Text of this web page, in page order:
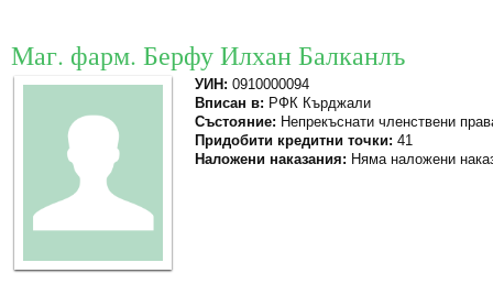
Маг. фарм. Берфу Илхан Балканлъ
УИН: 0910000094
Вписан в: РФК Кърджали
Състояние: Непрекъснати членствени
Придобити кредитни точки: 41
Наложени наказания: Няма наложени